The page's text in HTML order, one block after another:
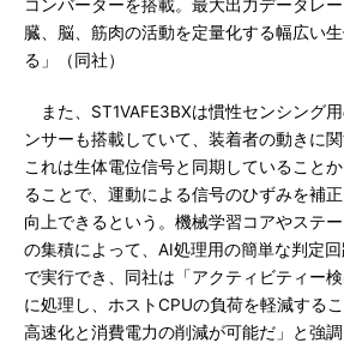
コンバーターを搭載。最大出力データレ
臓、脳、筋肉の活動を定量化する幅広い
る」（同社）
また、ST1VAFE3BXは慣性センシング
ンサーも搭載していて、装着者の動きに
これは生体電位信号と同期していること
ることで、運動による信号のひずみを補
向上できるという。機械学習コアやステ
の集積によって、AI処理用の簡単な判定
で実行でき、同社は「アクティビティー
に処理し、ホストCPUの負荷を軽減する
高速化と消費電力の削減が可能だ」と強調